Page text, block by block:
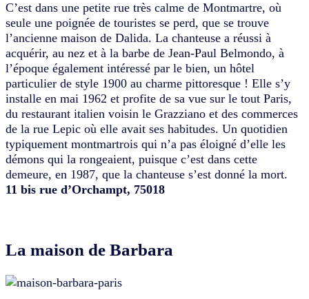
C’est dans une petite rue très calme de Montmartre, où
seule une poignée de touristes se perd, que se trouve
l’ancienne maison de Dalida. La chanteuse a réussi à
acquérir, au nez et à la barbe de Jean-Paul Belmondo, à
l’époque également intéressé par le bien, un hôtel
particulier de style 1900 au charme pittoresque ! Elle s’y
installe en mai 1962 et profite de sa vue sur le tout Paris,
du restaurant italien voisin le Grazziano et des commerces
de la rue Lepic où elle avait ses habitudes. Un quotidien
typiquement montmartrois qui n’a pas éloigné d’elle les
démons qui la rongeaient, puisque c’est dans cette
demeure, en 1987, que la chanteuse s’est donné la mort.
11 bis rue d’Orchampt, 75018
La maison de Barbara